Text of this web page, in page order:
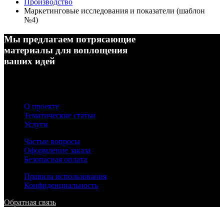
Производство
Маркетинговые исследования и показатели (шаблон
№4)
Мы предлагаем потрясающие
материалы для воплощения
ваших идей
О проекте
Тематические статьи
Услуги
Частые вопросы
Оформление заказа
Безопасная оплата
Правила использования
Конфиденциальность
Обратная связь